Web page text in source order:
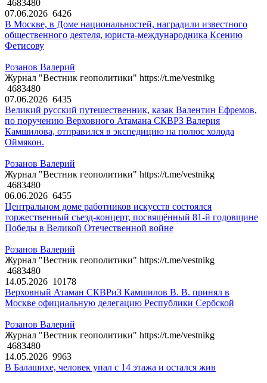
4683480
07.06.2026 6426
В Москве, в Доме национальностей, наградили известного
общественного деятеля, юриста-международника Ксению
Фетисову
Розанов Валерий
Журнал "Вестник геополитики" https://t.me/vestnikg
4683480
07.06.2026 6435
Великий русский путешественник, казак Валентин Ефремов,
по поручению Верховного Атамана СКВРЗ Валерия
Камшилова, отправился в экспедицию на полюс холода
Оймякон.
Розанов Валерий
Журнал "Вестник геополитики" https://t.me/vestnikg
4683480
06.06.2026 6455
Центральном доме работников искусств состоялся
торжественный съезд-концерт, посвящённый 81-й годовщине
Победы в Великой Отечественной войне
Розанов Валерий
Журнал "Вестник геополитики" https://t.me/vestnikg
4683480
14.05.2026 10178
Верховный Атаман СКВРиЗ Камшилов В. В. принял в
Москве официальную делегацию Республики Сербской
Розанов Валерий
Журнал "Вестник геополитики" https://t.me/vestnikg
4683480
14.05.2026 9963
В Балашихе, человек упал с 14 этажа и остался жив